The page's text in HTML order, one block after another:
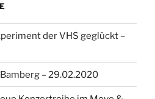
der VHS geglückt –
– 29.02.2020